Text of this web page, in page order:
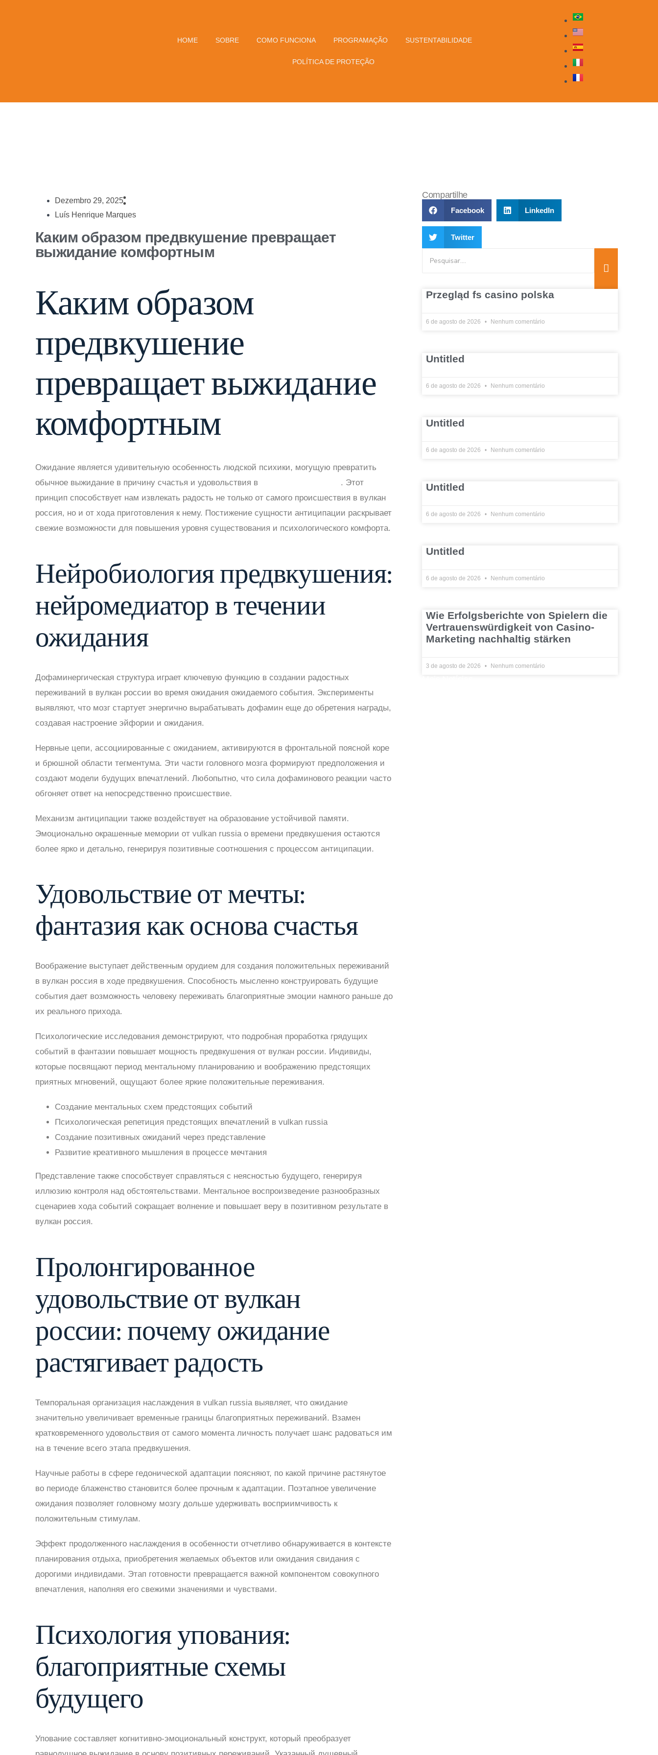
HOME SOBRE COMO FUNCIONA PROGRAMAÇÃO SUSTENTABILIDADE
POLÍTICA DE PROTEÇÃO
Dezembro 29, 2025
Luís Henrique Marques
Каким образом предвкушение превращает
выжидание комфортным
Каким образом
предвкушение
превращает выжидание
комфортным
Ожидание является удивительную особенность людской психики, могущую превратить
обычное выжидание в причину счастья и удовольствия в
. Этот
принцип способствует нам извлекать радость не только от самого происшествия в вулкан
россия, но и от хода приготовления к нему. Постижение сущности антиципации раскрывает
свежие возможности для повышения уровня существования и психологического комфорта.
Нейробиология предвкушения:
нейромедиатор в течении
ожидания
Дофаминергическая структура играет ключевую функцию в создании радостных
переживаний в вулкан россии во время ожидания ожидаемого события. Эксперименты
выявляют, что мозг стартует энергично вырабатывать дофамин еще до обретения награды,
создавая настроение эйфории и ожидания.
Нервные цепи, ассоциированные с ожиданием, активируются в фронтальной поясной коре
и брюшной области тегментума. Эти части головного мозга формируют предположения и
создают модели будущих впечатлений. Любопытно, что сила дофаминового реакции часто
обгоняет ответ на непосредственно происшествие.
Механизм антиципации также воздействует на образование устойчивой памяти.
Эмоционально окрашенные мемории от vulkan russia о времени предвкушения остаются
более ярко и детально, генерируя позитивные соотношения с процессом антиципации.
Удовольствие от мечты:
фантазия как основа счастья
Воображение выступает действенным орудием для создания положительных переживаний
в вулкан россия в ходе предвкушения. Способность мысленно конструировать будущие
события дает возможность человеку переживать благоприятные эмоции намного раньше до
их реального прихода.
Психологические исследования демонстрируют, что подробная проработка грядущих
событий в фантазии повышает мощность предвкушения от вулкан россии. Индивиды,
которые посвящают период ментальному планированию и воображению предстоящих
приятных мгновений, ощущают более яркие положительные переживания.
Создание ментальных схем предстоящих событий
Психологическая репетиция предстоящих впечатлений в vulkan russia
Создание позитивных ожиданий через представление
Развитие креативного мышления в процессе мечтания
Представление также способствует справляться с неясностью будущего, генерируя
иллюзию контроля над обстоятельствами. Ментальное воспроизведение разнообразных
сценариев хода событий сокращает волнение и повышает веру в позитивном результате в
вулкан россия.
Пролонгированное
удовольствие от вулкан
россии: почему ожидание
растягивает радость
Темпоральная организация наслаждения в vulkan russia выявляет, что ожидание
значительно увеличивает временные границы благоприятных переживаний. Взамен
кратковременного удовольствия от самого момента личность получает шанс радоваться им
на в течение всего этапа предвкушения.
Научные работы в сфере гедонической адаптации поясняют, по какой причине растянутое
во периоде блаженство становится более прочным к адаптации. Поэтапное увеличение
ожидания позволяет головному мозгу дольше удерживать восприимчивость к
положительным стимулам.
Эффект продолженного наслаждения в особенности отчетливо обнаруживается в контексте
планирования отдыха, приобретения желаемых объектов или ожидания свидания с
дорогими индивидами. Этап готовности превращается важной компонентом совокупного
впечатления, наполняя его свежими значениями и чувствами.
Психология упования:
благоприятные схемы
будущего
Упование составляет когнитивно-эмоциональный конструкт, который преобразует
Compartilhe
Facebook LinkedIn
Twitter
Przegląd fs casino polska
6 de agosto de 2026 Nenhum comentário
Untitled
6 de agosto de 2026 Nenhum comentário
Untitled
6 de agosto de 2026 Nenhum comentário
Untitled
6 de agosto de 2026 Nenhum comentário
Untitled
6 de agosto de 2026 Nenhum comentário
Wie Erfolgsberichte von Spielern die
Vertrauenswürdigkeit von Casino-
Marketing nachhaltig stärken
3 de agosto de 2026 Nenhum comentário